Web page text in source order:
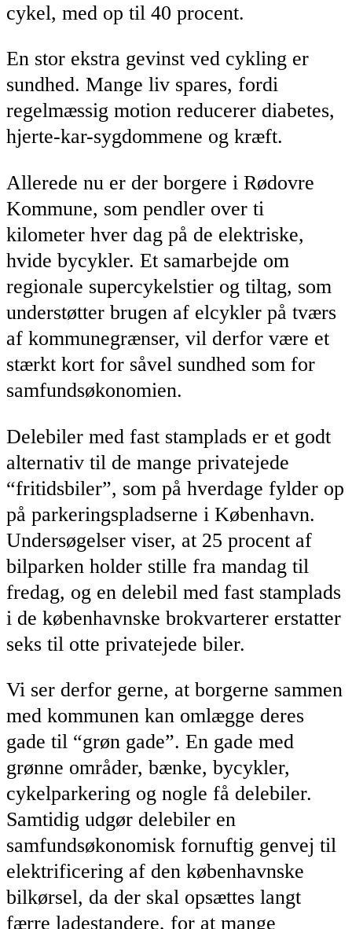
cykel, med op til 40 procent.
En stor ekstra gevinst ved cykling er
sundhed. Mange liv spares, fordi
regelmæssig motion reducerer diabetes,
hjerte-kar-sygdommene og kræft.
Allerede nu er der borgere i Rødovre
Kommune, som pendler over ti
kilometer hver dag på de elektriske,
hvide bycykler. Et samarbejde om
regionale supercykelstier og tiltag, som
understøtter brugen af elcykler på tværs
af kommunegrænser, vil derfor være et
stærkt kort for såvel sundhed som for
samfundsøkonomien.
Delebiler med fast stamplads er et godt
alternativ til de mange privatejede
“fritidsbiler”, som på hverdage fylder op
på parkeringspladserne i København.
Undersøgelser viser, at 25 procent af
bilparken holder stille fra mandag til
fredag, og en delebil med fast stamplads
i de københavnske brokvarterer erstatter
seks til otte privatejede biler.
Vi ser derfor gerne, at borgerne sammen
med kommunen kan omlægge deres
gade til “grøn gade”. En gade med
grønne områder, bænke, bycykler,
cykelparkering og nogle få delebiler.
Samtidig udgør delebiler en
samfundsøkonomisk fornuftig genvej til
elektrificering af den københavnske
bilkørsel, da der skal opsættes langt
færre ladestandere, for at mange